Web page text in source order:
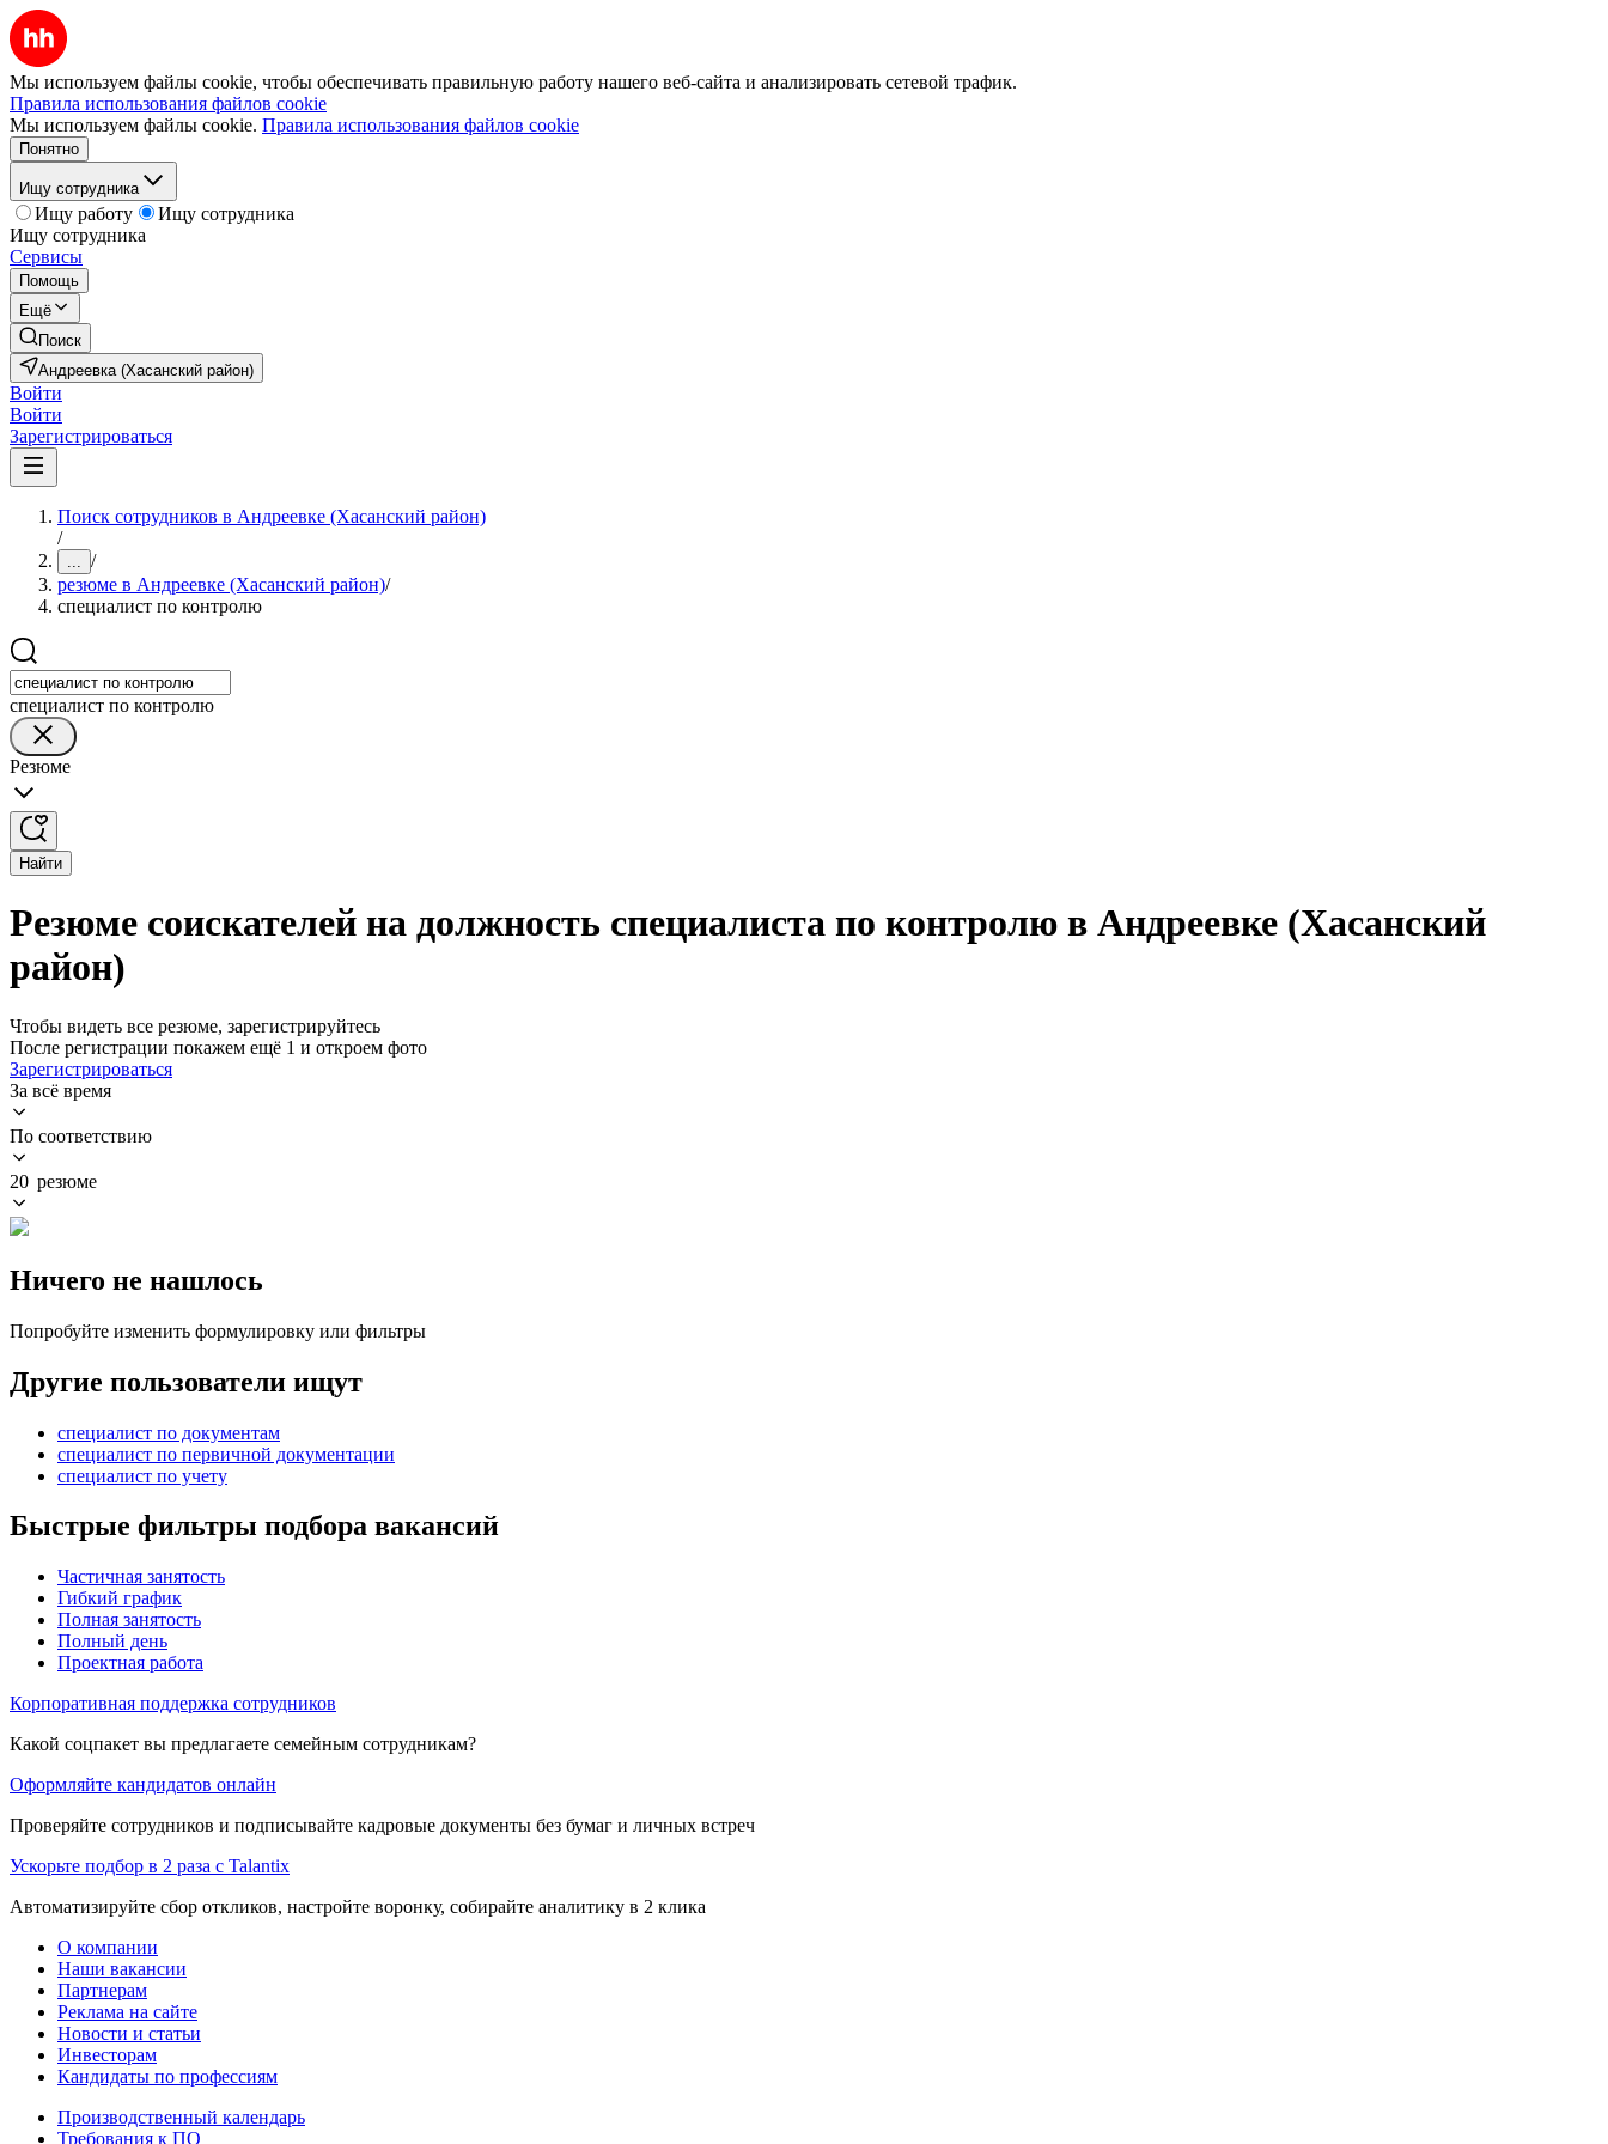
Мы используем файлы cookie, чтобы обеспечивать правильную работу нашего веб-сайта и анализировать сетевой трафик.
Правила использования файлов cookie
Мы используем файлы cookie. Правила использования файлов cookie
Понятно
Ищу сотрудника
Ищу работу
Ищу сотрудника
Ищу сотрудника
Сервисы
Помощь
Ещё
Поиск
Андреевка (Хасанский район)
Войти
Войти
Зарегистрироваться
Поиск сотрудников в Андреевке (Хасанский район)
/
... /
резюме в Андреевке (Хасанский район)/
специалист по контролю
специалист по контролю
Резюме
Найти
Резюме соискателей на должность специалиста по контролю в Андреевке (Хасанский
район)
Чтобы видеть все резюме, зарегистрируйтесь
После регистрации покажем ещё 1 и откроем фото
Зарегистрироваться
За всё время
По соответствию
20 резюме
Ничего не нашлось
Попробуйте изменить формулировку или фильтры
Другие пользователи ищут
специалист по документам
специалист по первичной документации
специалист по учету
Быстрые фильтры подбора вакансий
Частичная занятость
Гибкий график
Полная занятость
Полный день
Проектная работа
Корпоративная поддержка сотрудников
Какой соцпакет вы предлагаете семейным сотрудникам?
Оформляйте кандидатов онлайн
Проверяйте сотрудников и подписывайте кадровые документы без бумаг и личных встреч
Ускорьте подбор в 2 раза с Talantix
Автоматизируйте сбор откликов, настройте воронку, собирайте аналитику в 2 клика
О компании
Наши вакансии
Партнерам
Реклама на сайте
Новости и статьи
Инвесторам
Кандидаты по профессиям
Производственный календарь
Требования к ПО